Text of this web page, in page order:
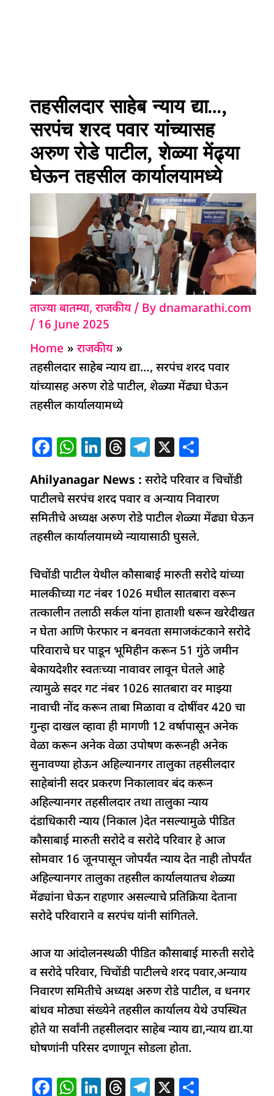
तहसीलदार साहेब न्याय द्या…,
सरपंच शरद पवार यांच्यासह
अरुण रोडे पाटील, शेळ्या मेंढ्या
घेऊन तहसील कार्यालयामध्ये
ताज्या बातम्या,राजकीय/ By dnamarathi.com
/ 16 June 2025
Home
राजकीय
तहसीलदार साहेब न्याय द्या…, सरपंच शरद पवार
यांच्यासह अरुण रोडे पाटील, शेळ्या मेंढ्या घेऊन
तहसील कार्यालयामध्ये
F
c
e
b
o
o
k
W
at
s
A
p
p
Li
k
e
dI
n
T
re
a
d
s
T
el
e
g
ra
m
X
ar
e
Ahilyanagar News :सरोदे परिवार व चिचोंडी
पाटीलचे सरपंच शरद पवार व अन्याय निवारण
समितीचे अध्यक्ष अरुण रोडे पाटील शेळ्या मेंढ्या घेऊन
तहसील कार्यालयामध्ये न्यायासाठी घुसले.
चिचोंडी पाटील येथील कौसाबाई मारुती सरोदे यांच्या
मालकीच्या गट नंबर 1026 मधील सातबारा वरून
तत्कालीन तलाठी सर्कल यांना हाताशी धरून खरेदीखत
न घेता आणि फेरफार न बनवता समाजकंटकाने सरोदे
परिवाराचे घर पाडून भूमिहीन करून 51 गुंठे जमीन
बेकायदेशीर स्वतःच्या नावावर लावून घेतले आहे
त्यामुळे सदर गट नंबर 1026 सातबारा वर माझ्या
नावाची नोंद करून ताबा मिळावा व दोषींवर 420 चा
गुन्हा दाखल व्हावा ही मागणी 12 वर्षापासून अनेक
वेळा करून अनेक वेळा उपोषण करूनही अनेक
सुनावण्या होऊन अहिल्यानगर तालुका तहसीलदार
साहेबांनी सदर प्रकरण निकालावर बंद करून
अहिल्यानगर तहसीलदार तथा तालुका न्याय
दंडाधिकारी न्याय (निकाल )देत नसल्यामुळे पीडित
कौसाबाई मारुती सरोदे व सरोदे परिवार हे आज
सोमवार 16 जूनपासून जोपर्यंत न्याय देत नाही तोपर्यंत
अहिल्यानगर तालुका तहसील कार्यालयातच शेळ्या
मेंढ्यांना घेऊन राहणार असल्याचे प्रतिक्रिया देताना
सरोदे परिवाराने व सरपंच यांनी सांगितले.
आज या आंदोलनस्थळी पीडित कौसाबाई मारुती सरोदे
व सरोदे परिवार, चिचोंडी पाटीलचे शरद पवार,अन्याय
निवारण समितीचे अध्यक्ष अरुण रोडे पाटील, व धनगर
बांधव मोठ्या संख्येने तहसील कार्यालय येथे उपस्थित
होते या सर्वांनी तहसीलदार साहेब न्याय द्या,न्याय द्या.या
घोषणांनी परिसर दणाणून सोडला होता.
F W Li T T X